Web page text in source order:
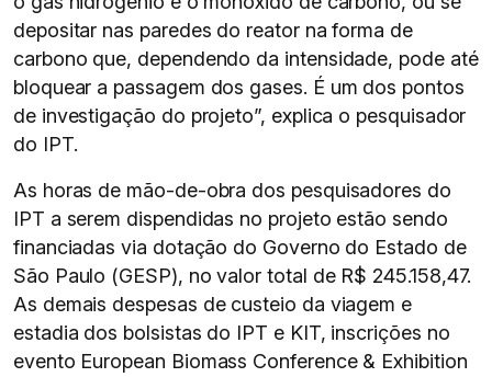
depositar nas paredes do reator na forma de
carbono que, dependendo da intensidade, pode até
bloquear a passagem dos gases. É um dos pontos
de investigação do projeto”, explica o pesquisador
do IPT.
As horas de mão-de-obra dos pesquisadores do
IPT a serem dispendidas no projeto estão sendo
financiadas via dotação do Governo do Estado de
São Paulo (GESP), no valor total de R$ 245.158,47.
As demais despesas de custeio da viagem e
estadia dos bolsistas do IPT e KIT, inscrições no
evento European Biomass Conference & Exhibition